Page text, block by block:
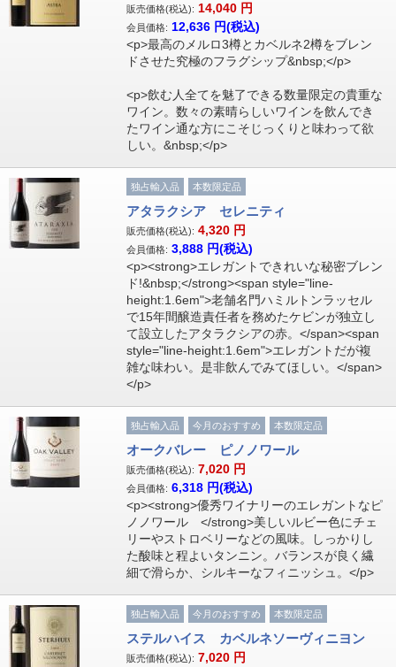
販売価格(税込): 14,040 円
会員価格: 12,636 円(税込)
<p>最高のメルロ3樽とカベルネ2樽をブレン
ドさせた究極のフラグシップ&nbsp;</p>
<p>飲む人全てを魅了できる数量限定の貴重な
ワイン。数々の素晴らしいワインを飲んでき
たワイン通な方にこそじっくりと味わって欲
しい。&nbsp;</p>
独占輸入品 本数限定品
アタラクシア セレニティ
販売価格(税込): 4,320 円
会員価格: 3,888 円(税込)
<p><strong>エレガントできれいな秘密ブレン
ド!&nbsp;</strong><span style="line-
height:1.6em">老舗名門ハミルトンラッセル
で15年間醸造責任者を務めたケビンが独立し
て設立したアタラクシアの赤。</span><span
style="line-height:1.6em">エレガントだが複
雑な味わい。是非飲んでみてほしい。</span>
</p>
独占輸入品 今月のおすすめ 本数限定品
オークバレー ピノノワール
販売価格(税込): 7,020 円
会員価格: 6,318 円(税込)
<p><strong>優秀ワイナリーのエレガントなピ
ノノワール </strong>美しいルビー色にチェ
リーやストロベリーなどの風味。しっかりし
た酸味と程よいタンニン。バランスが良く繊
細で滑らか、シルキーなフィニッシュ。</p>
独占輸入品 今月のおすすめ 本数限定品
ステルハイス カベルネソーヴィニヨン
販売価格(税込): 7,020 円